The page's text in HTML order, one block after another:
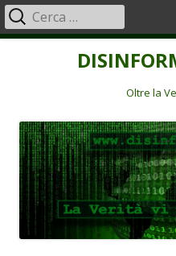
Oltre la
Menu
principale
Ricerca
per: